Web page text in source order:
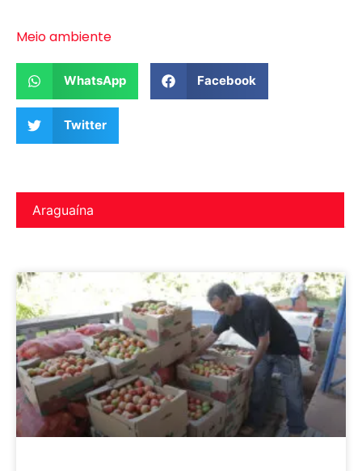
Meio ambiente
WhatsApp Facebook
Twitter
Araguaína